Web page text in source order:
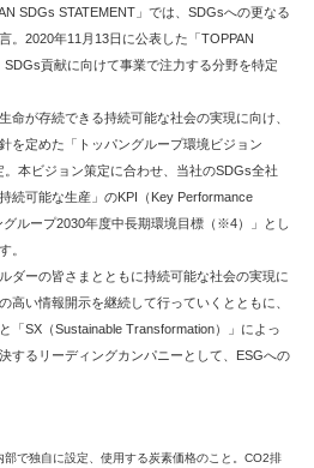
SDGs STATEMENT」では、SDGsへの更なる
。2020年11月13日に公表した「TOPPAN
貢献に向けて事業で注力する分野を特定
が存続できる持続可能な社会の実現に向け、
を定めた「トッパングループ環境ビジョン
本ビジョン策定に合わせ、当社のSDGs全社
続可能な生産」のKPI（Key Performance
ループ2030年度中長期環境目標（※4）」とし
。
ダーの皆さまとともに持続可能な社会の実現に
高い情報開示を継続して行っていくとともに、
「SX（Sustainable Transformation）」によっ
するリーディングカンパニーとして、ESGへの
で独自に設定、使用する炭素価格のこと。CO2排